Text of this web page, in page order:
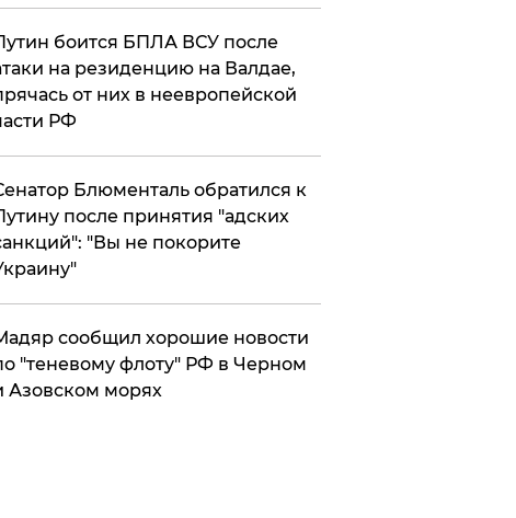
боится БПЛА ВСУ после
на резиденцию на Валдае,
от них в неевропейской
РФ
Блюменталь обратился к
после принятия "адских
"Вы не покорите
сообщил хорошие новости
"теневому флоту" РФ в Черном
Азовском морях